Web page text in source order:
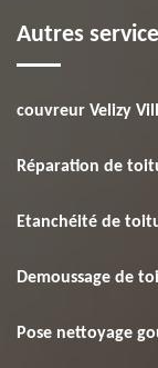
Autres
couvreur Velizy
Réparation de
Etanchéité de
Demoussage de
Pose nettoyage